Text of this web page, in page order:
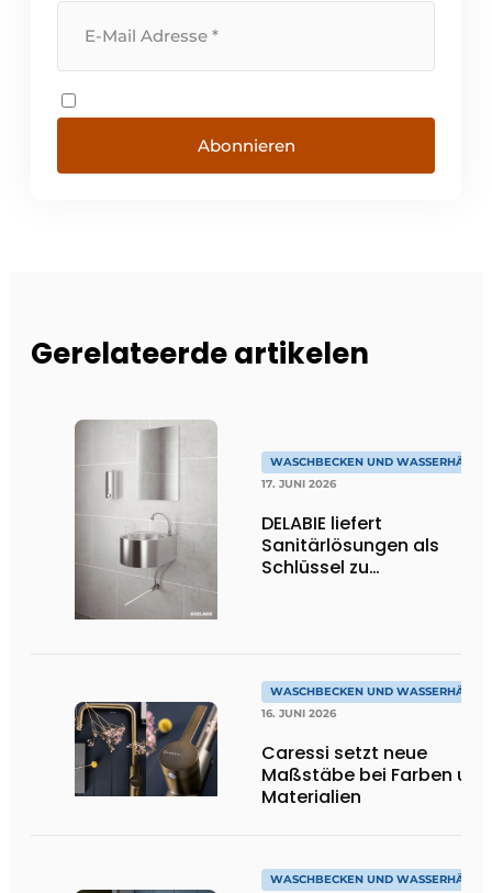
Abonnieren
Gerelateerde artikelen
WASCHBECKEN UND WASSERHÄHNE
17. JUNI 2026
DELABIE liefert
Sanitärlösungen als
Schlüssel zu
WASCHBECKEN UND WASSERHÄHNE
16. JUNI 2026
Caressi setzt neue
Maßstäbe bei Farben und
Materialien
WASCHBECKEN UND WASSERHÄHNE